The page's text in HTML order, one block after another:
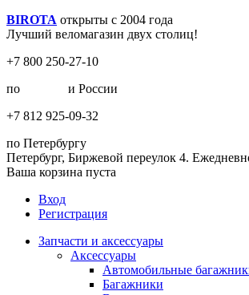
BIROTA открыты с 2004 года
Лучший веломагазин двух столиц!
+7 800 250-27-10
по
и России
+7 812 925-09-32
по Петербургу
Петербург, Биржевой переулок 4.
Ваша корзина пуста
Вход
Регистрация
Запчасти и аксессуары
Аксессуары
Автомобильные
Багажники